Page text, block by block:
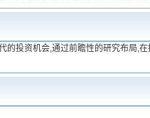
投资机会,通过前瞻性的研究布局,